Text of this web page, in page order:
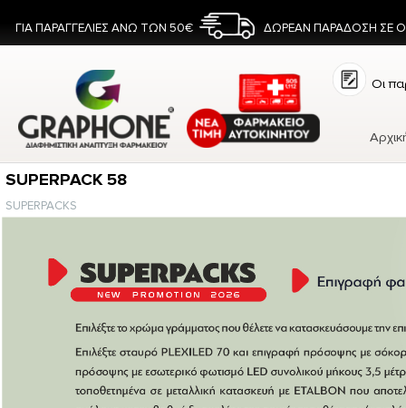
ΔΩΡΕΑΝ ΠΑΡΑΔΟΣΗ ΣΕ
ΓΙΑ ΠΑΡΑΓΓΕΛΙΕΣ ΑΝΩ ΤΩΝ 50€
Οι
SUPERPACK 58
SUPERPACKS